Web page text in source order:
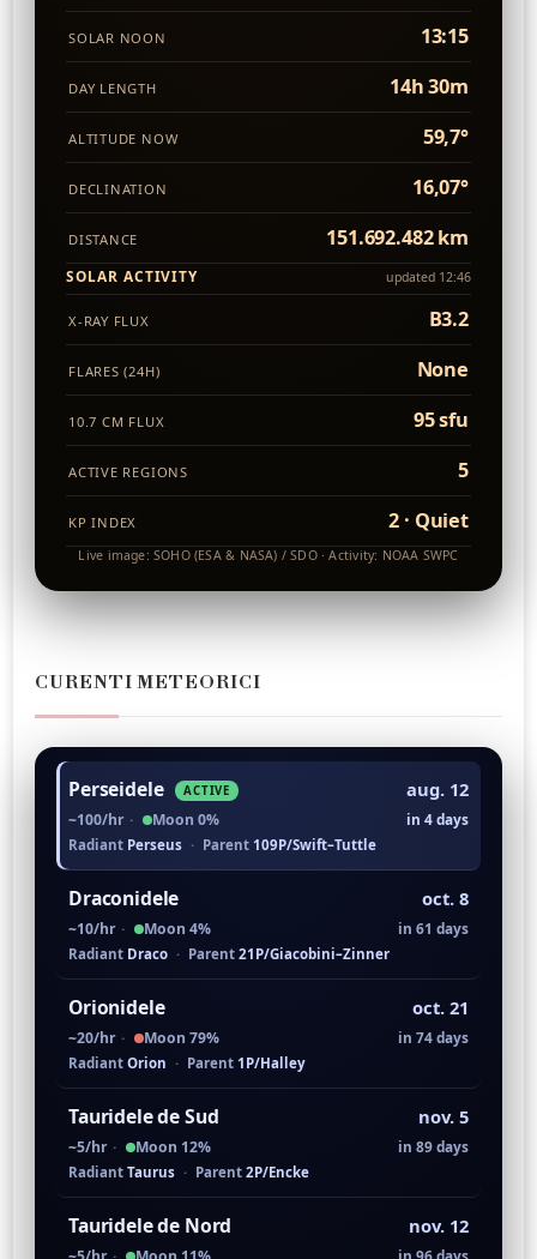
SOLAR NOON 13:15
DAY LENGTH 14h 30m
ALTITUDE NOW 59,7°
DECLINATION 16,07°
DISTANCE 151.692.482 km
SOLAR ACTIVITY updated 12:46
X-RAY FLUX B3.2
FLARES (24H) None
10.7 CM FLUX 95 sfu
ACTIVE REGIONS 5
KP INDEX 2 · Quiet
Live image: SOHO (ESA & NASA) / SDO · Activity: NOAA SWPC
CURENTI METEORICI
Perseidele ACTIVE aug. 12
~100/hr · Moon 0% in 4 days
Radiant Perseus · Parent 109P/Swift–Tuttle
Draconidele oct. 8
~10/hr · Moon 4% in 61 days
Radiant Draco · Parent 21P/Giacobini–Zinner
Orionidele oct. 21
~20/hr · Moon 79% in 74 days
Radiant Orion · Parent 1P/Halley
Tauridele de Sud nov. 5
~5/hr · Moon 12% in 89 days
Radiant Taurus · Parent 2P/Encke
Tauridele de Nord nov. 12